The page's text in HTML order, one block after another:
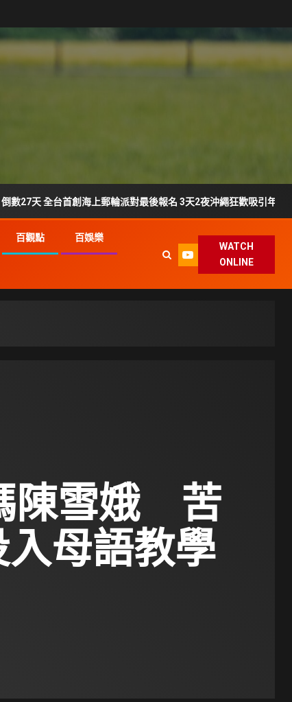
台首創海上郵輪派對最後報名 3天2夜沖繩狂歡吸引年輕族群搶登船
百觀點 百娛樂
WATCH
ONLINE
陳雪娥 苦
入母語教學